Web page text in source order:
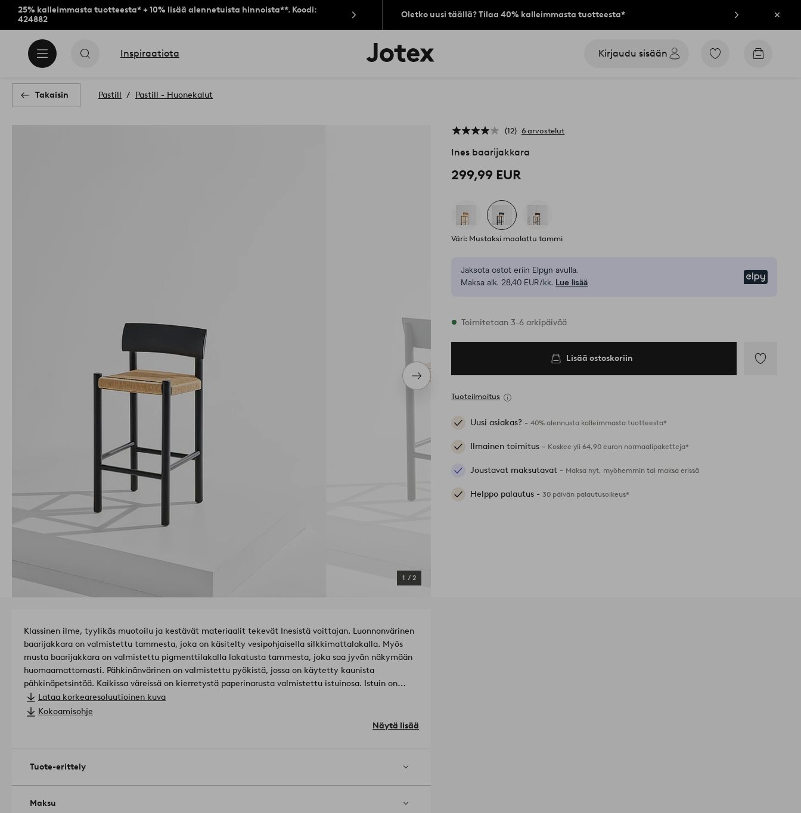
25% kalleimmasta tuotteesta* + 10% lisää alennetuista hinnoista**. Koodi:
424882
Oletko uusi täällä? Tilaa 40% kalleimmasta tuotteesta* Sulje
Inspiraatiota
Jotex-
logo
Kirjaudu sisään
Siirry
Siirry
Takaisin Pastill Pastill - Huonekalut
Seuraava
tuote
1 / 2
12 6 arvostelut
Ines baarijakkara
299,99 EUR
Väri: Mustaksi maalattu tammi
Jaksota ostot eriin Elpyn avulla.
Maksa alk. 28,40 EUR/kk. Lue lisää
Varastossa
Toimitetaan 3-6 arkipäivää
Lisää ostoskoriin
Tuoteilmoitus
Uusi asiakas? -40% alennusta kalleimmasta tuotteesta*
Ilmainen toimitus - Koskee yli 64,90 euron normaalipaketteja*
Joustavat maksutavat - Maksa nyt, myöhemmin tai maksa erissä
Helppo palautus -30 päivän palautusoikeus*
Klassinen ilme, tyylikäs muotoilu ja kestävät materiaalit tekevät Inesistä voittajan. Luonnonvärinen
baarijakkara on valmistettu tammesta, joka on käsitelty vesipohjaisella silkkimattalakalla. Myös
musta baarijakkara on valmistettu pigmenttilakalla lakatusta tammesta, joka saa jyvän näkymään
huomaamattomasti. Pähkinänvärinen on valmistettu pyökistä, jossa on käytetty kaunista
pähkinäpetsintää. Kaikissa väreissä on kierretystä paperinarusta valmistettu istuinosa. Istuin on
kääritty yksinkertaisella ja houkuttelevalla tavalla. Ines on huonekalu, joka voi muuttaa koko
huoneen tunnelman.
että se sisältää puuta, joka on korjattu vastuullisessa metsätaloudessa, jossa otetaan huomioon
Lataa korkearesoluutioinen kuva
Kokoamisohje
Näytä lisää
Tuote-erittely
Maksu